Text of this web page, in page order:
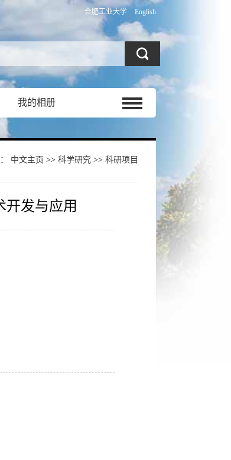
合肥工业大学 English
我的相册
中文主页 >> 科学研究 >> 科研项目
开发与应用